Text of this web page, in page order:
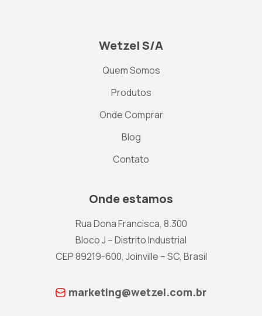
Wetzel S/A
Quem Somos
Produtos
Onde Comprar
Blog
Contato
Onde estamos
Rua Dona Francisca, 8.300
Bloco J – Distrito Industrial
CEP 89219-600, Joinville – SC, Brasil
marketing@wetzel.com.br